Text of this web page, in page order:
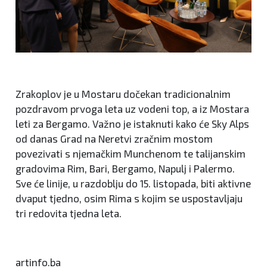
Zrakoplov je u Mostaru dočekan tradicionalnim
pozdravom prvoga leta uz vodeni top, a iz Mostara
leti za Bergamo. Važno je istaknuti kako će Sky Alps
od danas Grad na Neretvi zračnim mostom
povezivati s njemačkim Munchenom te talijanskim
gradovima Rim, Bari, Bergamo, Napulj i Palermo.
Sve će linije, u razdoblju do 15. listopada, biti aktivne
dvaput tjedno, osim Rima s kojim se uspostavljaju
tri redovita tjedna leta.
artinfo.ba